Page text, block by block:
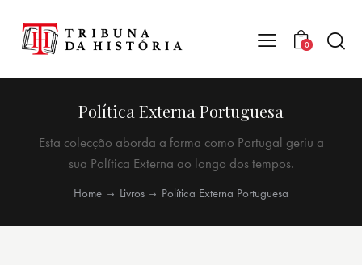
0
Política Externa Portuguesa
Esta colecção aborda a forma como Portugal geriu a
sua Política Externa ao longo dos tempos.
Home Livros Política Externa Portuguesa